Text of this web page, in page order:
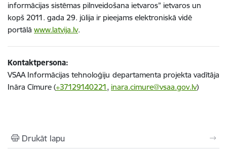
informācijas sistēmas pilnveidošana ietvaros” ietvaros un
kopš 2011. gada 29. jūlija ir pieejams elektroniskā vidē
portālā www.latvija.lv.
Kontaktpersona:
VSAA Informācijas tehnoloģiju departamenta projekta vadītāja
Ināra Cīmure (+37129140221, inara.cimure@vsaa.gov.lv)
Drukāt lapu